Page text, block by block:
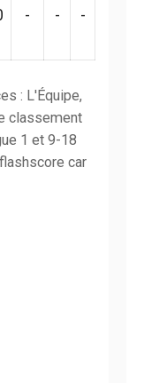
- - -
: L'Équipe,
classement
1 et 9-18
car